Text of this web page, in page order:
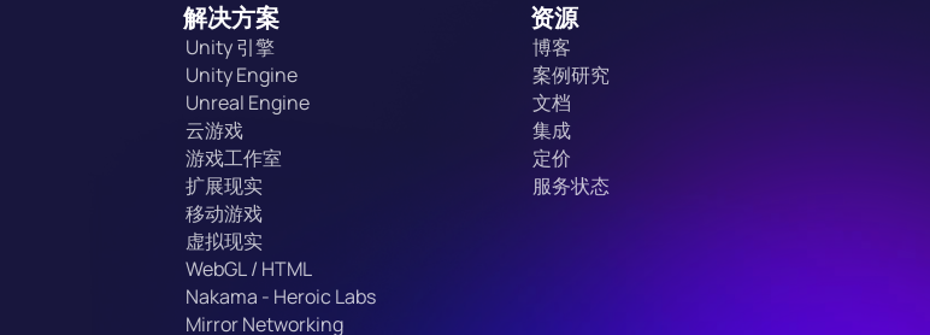
解决方案
Unity 引擎
Unity Engine
Unreal Engine
云游戏
游戏工作室
扩展现实
移动游戏
虚拟现实
WebGL / HTML
Nakama - Heroic Labs
Mirror Networking
资源
博客
案例研究
文档
集成
定价
服务状态